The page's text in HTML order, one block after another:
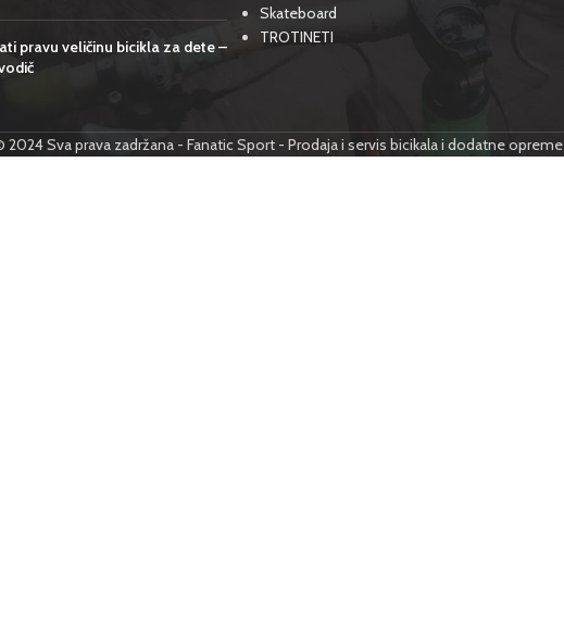
pravu veličinu bicikla za dete –
Skateboard
TROTINETI
2024 Sva prava zadržana - Fanatic Sport - Prodaja i servis bicikala i dodatne opreme